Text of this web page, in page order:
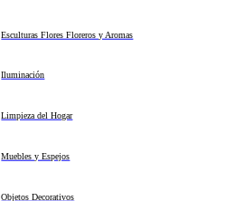
Esculturas Flores Floreros y Aromas
Iluminación
Limpieza del Hogar
Muebles y Espejos
Objetos Decorativos